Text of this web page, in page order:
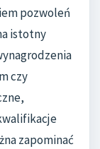
pozwoleń
istotny
czy
zapominać